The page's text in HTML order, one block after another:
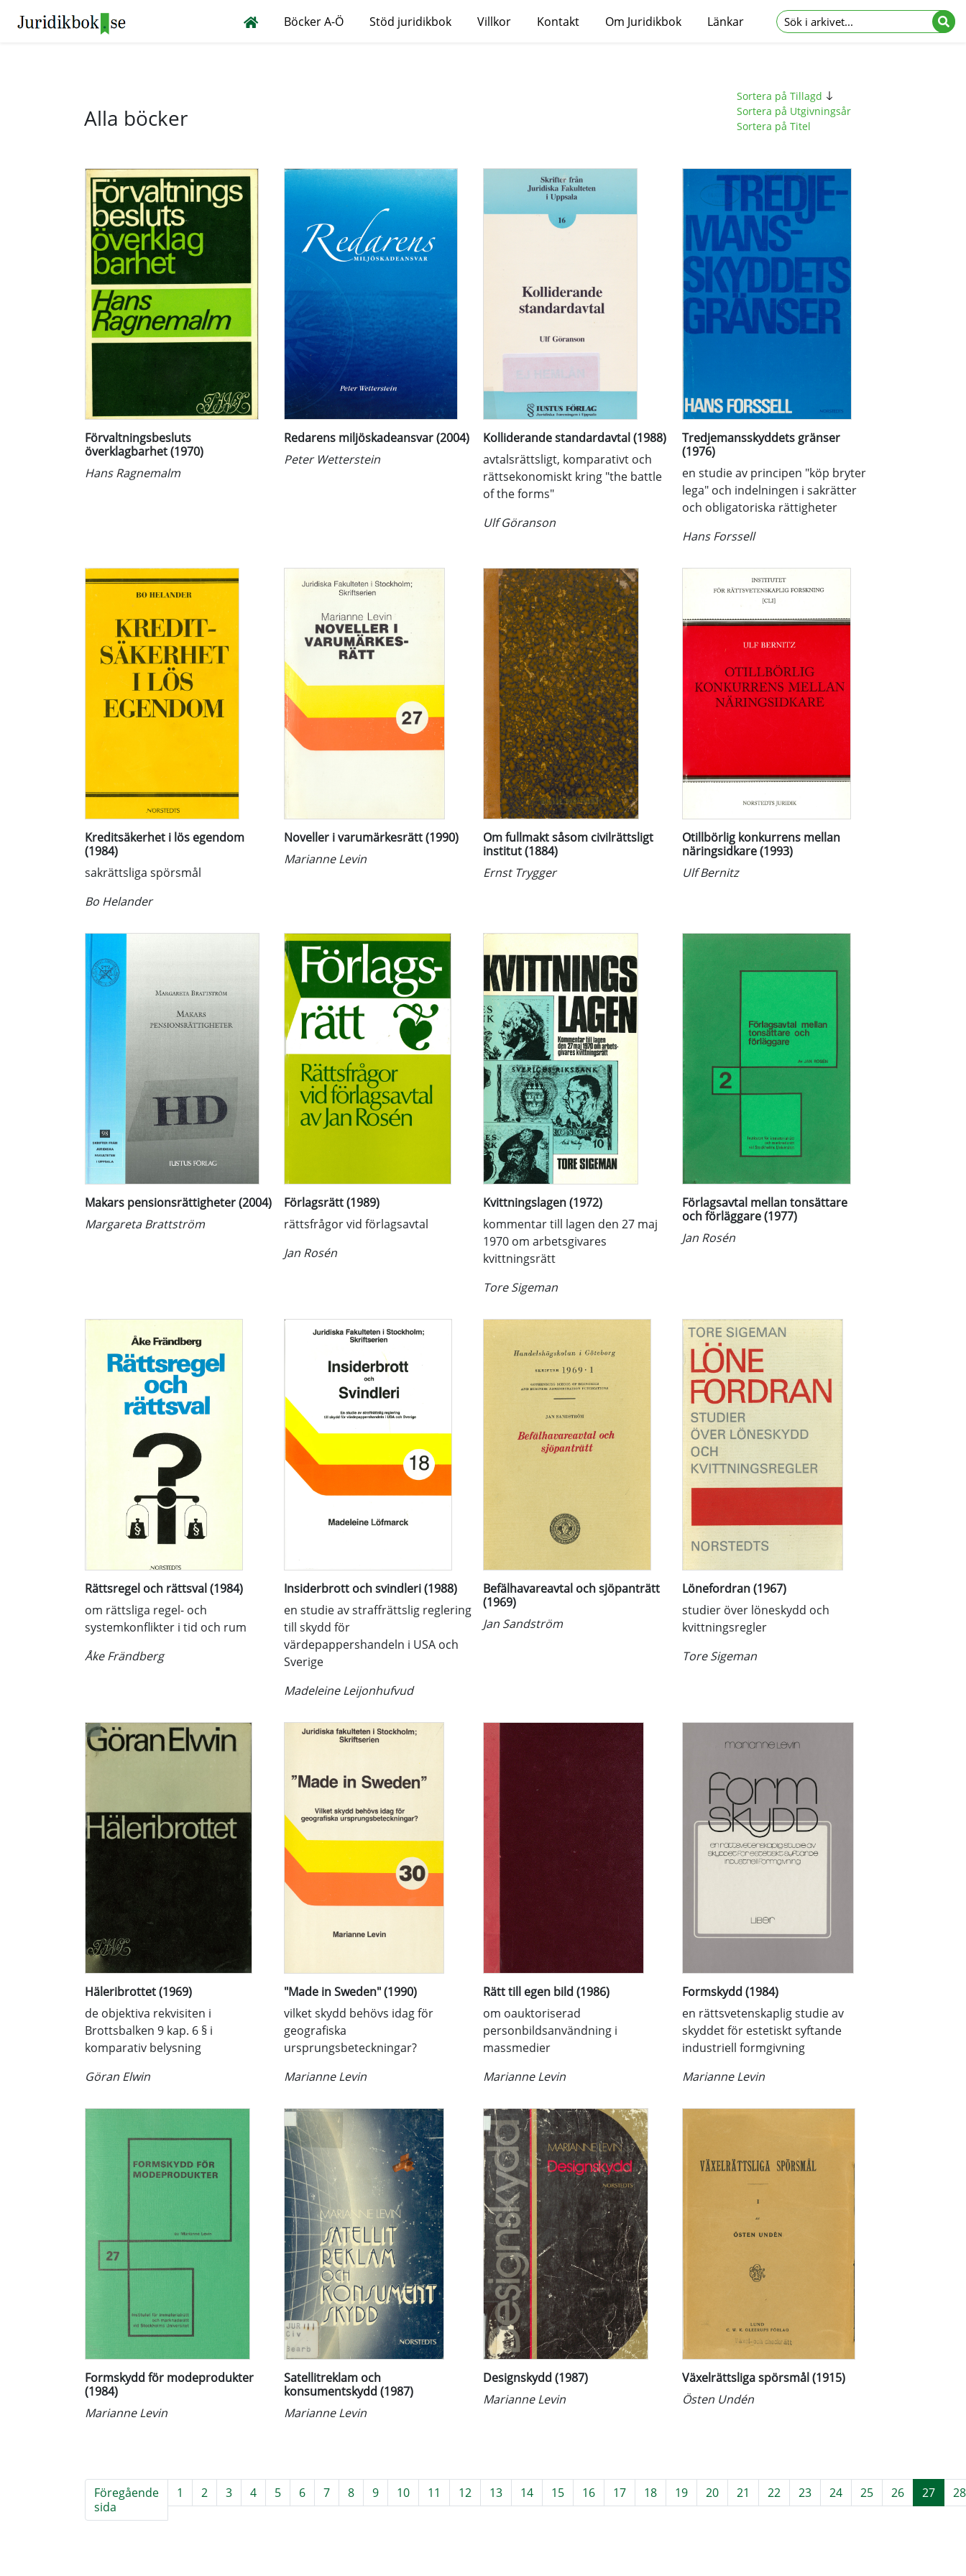
Böcker A-Ö Stöd juridikbok Villkor Kontakt Om Juridikbok Länkar
Alla böcker
Sortera på Tillagd
Sortera på Utgivningsår
Sortera på Titel
Förvaltningsbesluts
överklagbarhet (1970)
Hans Ragnemalm
Redarens miljöskadeansvar (2004)
Peter Wetterstein
Kolliderande standardavtal (1988)
avtalsrättsligt, komparativt och
rättsekonomiskt kring "the battle
of the forms"
Ulf Göranson
Tredjemansskyddets gränser
(1976)
en studie av principen "köp bryter
lega" och indelningen i sakrätter
och obligatoriska rättigheter
Hans Forssell
Kreditsäkerhet i lös egendom
(1984)
sakrättsliga spörsmål
Bo Helander
Noveller i varumärkesrätt (1990)
Marianne Levin
Om fullmakt såsom civilrättsligt
institut (1884)
Ernst Trygger
Otillbörlig konkurrens mellan
näringsidkare (1993)
Ulf Bernitz
Makars pensionsrättigheter (2004)
Margareta Brattström
Förlagsrätt (1989)
rättsfrågor vid förlagsavtal
Jan Rosén
Kvittningslagen (1972)
kommentar till lagen den 27 maj
1970 om arbetsgivares
kvittningsrätt
Tore Sigeman
Förlagsavtal mellan tonsättare
och förläggare (1977)
Jan Rosén
Rättsregel och rättsval (1984)
om rättsliga regel- och
systemkonflikter i tid och rum
Åke Frändberg
Insiderbrott och svindleri (1988)
en studie av straffrättslig reglering
till skydd för
värdepappershandeln i USA och
Sverige
Madeleine Leijonhufvud
Befälhavareavtal och sjöpanträtt
(1969)
Jan Sandström
Lönefordran (1967)
studier över löneskydd och
kvittningsregler
Tore Sigeman
Häleribrottet (1969)
de objektiva rekvisiten i
Brottsbalken 9 kap. 6 § i
komparativ belysning
Göran Elwin
"Made in Sweden" (1990)
vilket skydd behövs idag för
geografiska
ursprungsbeteckningar?
Marianne Levin
Rätt till egen bild (1986)
om oauktoriserad
personbildsanvändning i
massmedier
Marianne Levin
Formskydd (1984)
en rättsvetenskaplig studie av
skyddet för estetiskt syftande
industriell formgivning
Marianne Levin
Formskydd för modeprodukter
(1984)
Marianne Levin
Satellitreklam och
konsumentskydd (1987)
Marianne Levin
Designskydd (1987)
Marianne Levin
Växelrättsliga spörsmål (1915)
Östen Undén
Föregående
sida
1 2 3 4 5 6 7 8 9 10 11 12 13 14 15 16 17 18 19 20 21 22 23 24 25 26 27 28